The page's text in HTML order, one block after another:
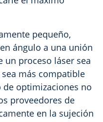
pequeño,
ángulo a una unión
un proceso láser sea
más compatible
de optimizaciones no
proveedores de
en la sujeción